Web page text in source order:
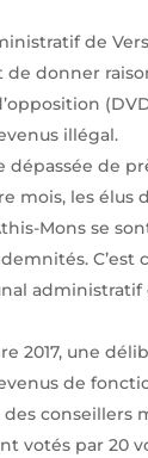
de
de donner
illégal.
dépassée de
mois, les élus
Mons se
C’est
administratif
2017, une
de
conseillers
votés par 20